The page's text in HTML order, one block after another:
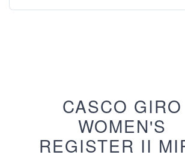
CASCO GIRO
WOMEN'S
REGISTER II